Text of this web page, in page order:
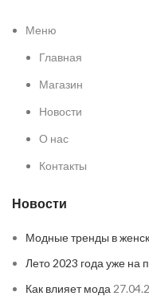
Меню
Главная
Магазин
Новости
О нас
Контакты
Новости
Модные тренды в
Лето 2023 года уже на
Как влияет мода